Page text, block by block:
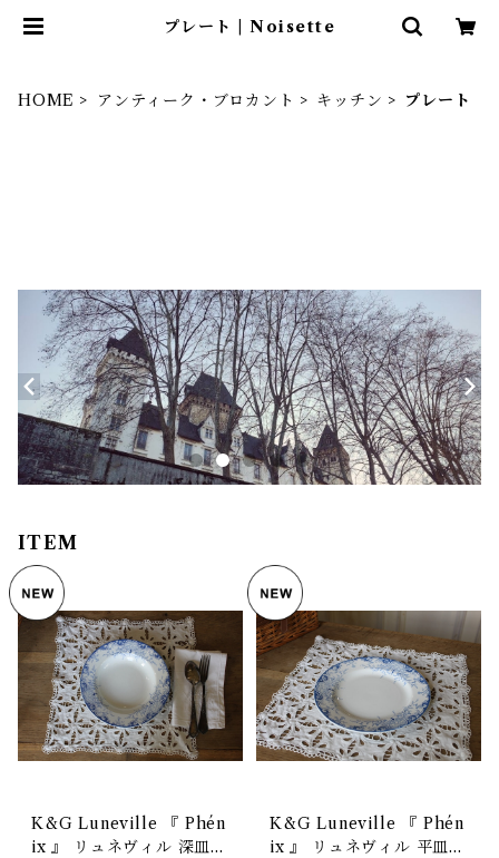
プレート | Noisette
HOME アンティーク・ブロカント キッチン プレート
ITEM
K&G Luneville 『 Phén
ix 』 リュネヴィル 深皿
K&G Luneville 『 Phén
ix 』 リュネヴィル 平皿